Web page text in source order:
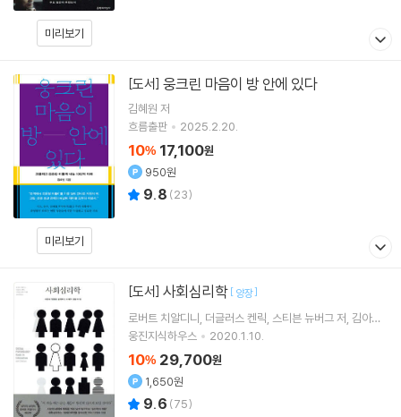
미리보기
미리보기
[도서] 웅크린 마음이 방 안에 있다
김혜원 저
흐름출판
2025.2.20.
10% 17,100원
950원
9.8 (23)
[도서] 사회심리학 [ 양장]
로버트 치알디니 더글러스 켄릭 스티븐 뉴버그저 김아영
역
웅진지식하우스 2020.1.10.
10% 29,700원
1,650원
9.6 (75)